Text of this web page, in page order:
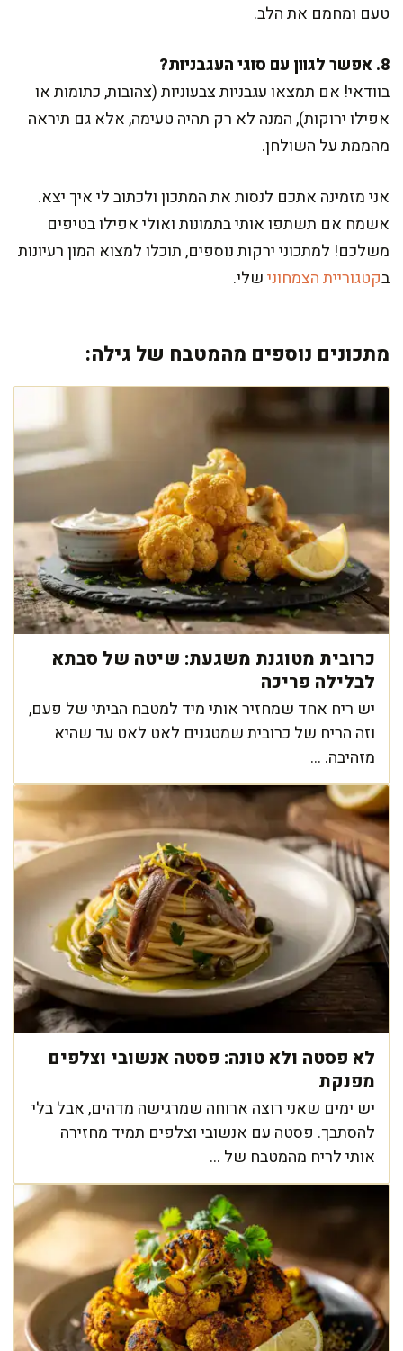
טעם ומחמם את הלב.
8. אפשר לגוון עם סוגי העגבניות?
בוודאי! אם תמצאו עגבניות צבעוניות (צהובות, כתומות או
אפילו ירוקות), המנה לא רק תהיה טעימה, אלא גם תיראה
מהממת על השולחן.
אני מזמינה אתכם לנסות את המתכון ולכתוב לי איך יצא.
אשמח אם תשתפו אותי בתמונות ואולי אפילו בטיפים
משלכם! למתכוני ירקות נוספים, תוכלו למצוא המון רעיונות
בקטגוריית הצמחונישלי.
מתכונים נוספים מהמטבח של גילה:
כרובית מטוגנת משגעת: שיטה של סבתא
לבלילה פריכה
יש ריח אחד שמחזיר אותי מיד למטבח הביתי של פעם,
וזה הריח של כרובית שמטגנים לאט לאט עד שהיא
מזהיבה. ...
לא פסטה ולא טונה: פסטה אנשובי וצלפים
מפנקת
יש ימים שאני רוצה ארוחה שמרגישה מדהים, אבל בלי
להסתבך. פסטה עם אנשובי וצלפים תמיד מחזירה
אותי לריח מהמטבח של ...